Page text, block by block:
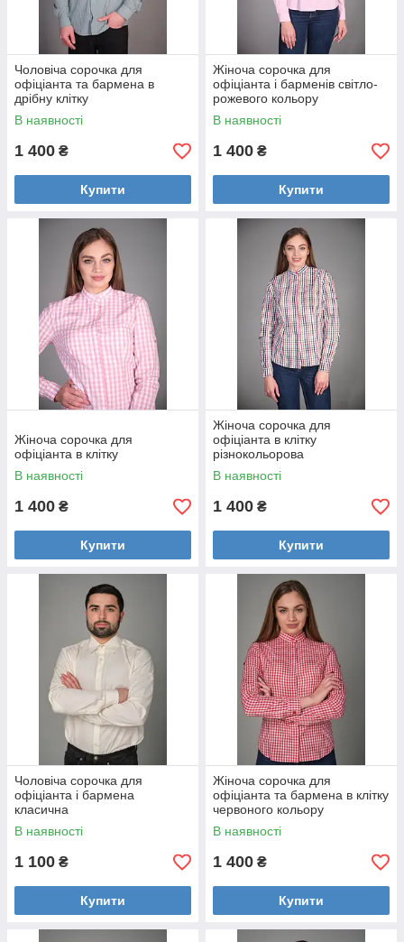
Чоловіча сорочка для
офіціанта та бармена в
дрібну клітку
В наявності
1 400 ₴
Купити
Жіноча сорочка для
офіціанта і барменів світло-
рожевого кольору
В наявності
1 400 ₴
Купити
Жіноча сорочка для
офіціанта в клітку
В наявності
1 400 ₴
Купити
Жіноча сорочка для
офіціанта в клітку
різнокольорова
В наявності
1 400 ₴
Купити
Чоловіча сорочка для
офіціанта і бармена
класична
В наявності
1 100 ₴
Купити
Жіноча сорочка для
офіціанта та бармена в клітку
червоного кольору
В наявності
1 400 ₴
Купити